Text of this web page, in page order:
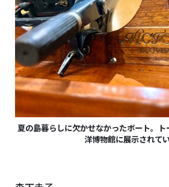
夏の島暮らしに欠かせなかったボート。
洋博物館に展示されてい